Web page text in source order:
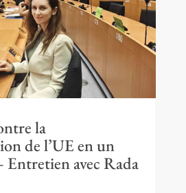
la
de l’UE en un
Entretien avec Rada